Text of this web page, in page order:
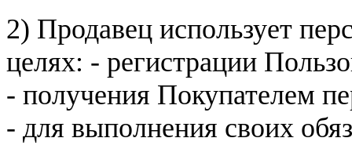
2) Продавец использует
целях: - регистрации
- получения Покупателем
- для выполнения своих